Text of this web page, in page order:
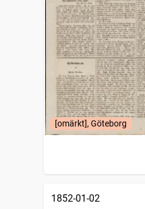
[omärkt], Göteborg
1852-01-02